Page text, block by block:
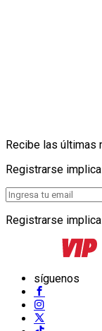
Recibe las últimas
Registrarse
Registrarse
síguenos